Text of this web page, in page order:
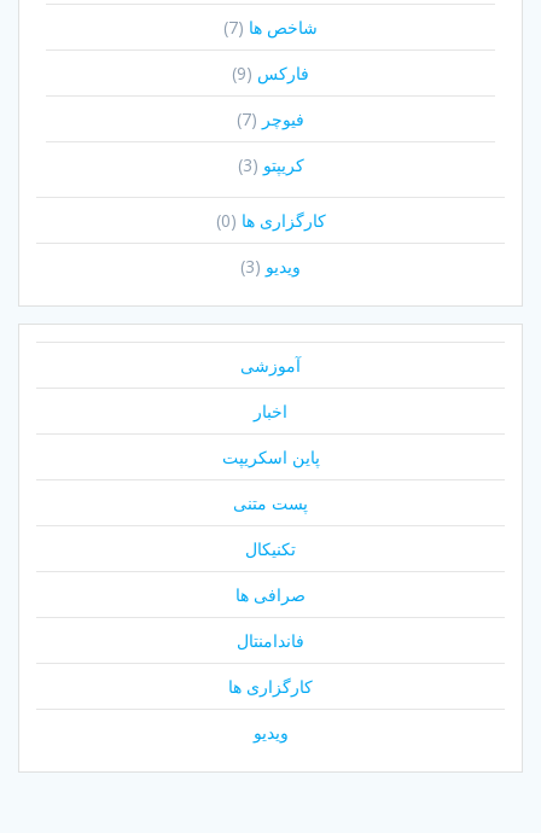
شاخص ها (7)
فارکس (9)
فیوچر (7)
کریپتو (3)
کارگزاری ها (0)
ویدیو (3)
آموزشی
اخبار
پاین اسکریپت
پست متنی
تکنیکال
صرافی ها
فاندامنتال
کارگزاری ها
ویدیو